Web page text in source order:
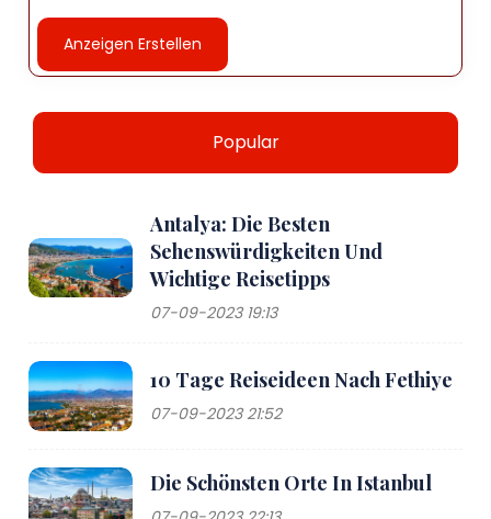
Anzeigen Erstellen
Popular
Antalya: Die Besten
Sehenswürdigkeiten Und
Wichtige Reisetipps
07-09-2023 19:13
10 Tage Reiseideen Nach Fethiye
07-09-2023 21:52
Die Schönsten Orte In Istanbul